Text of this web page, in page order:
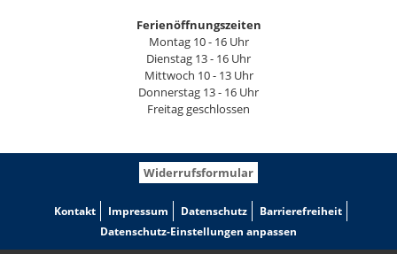
Ferienöffnungszeiten
Montag 10 - 16 Uhr
Dienstag 13 - 16 Uhr
Mittwoch 10 - 13 Uhr
Donnerstag 13 - 16 Uhr
Freitag geschlossen
Widerrufsformular
Kontakt Impressum Datenschutz
Barrierefreiheit
Datenschutz-Einstellungen anpassen